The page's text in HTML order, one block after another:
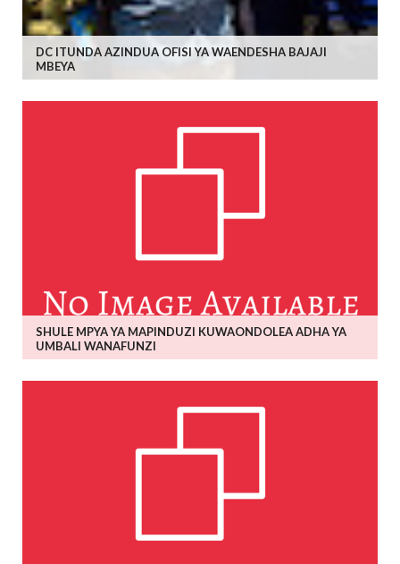
DC ITUNDA AZINDUA OFISI YA WAENDESHA BAJAJI
MBEYA
SHULE MPYA YA MAPINDUZI KUWAONDOLEA ADHA YA
UMBALI WANAFUNZI